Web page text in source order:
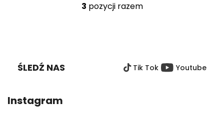
K
3 pozycji razem
ŚLEDŹ NAS Tik Tok Youtube
Instagram